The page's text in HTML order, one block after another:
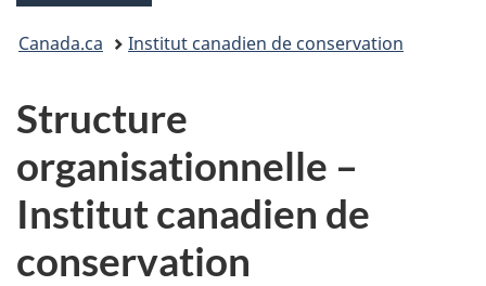
Vous
ici :
Canada.ca Institut canadien de conservation
Structure
organisationnelle –
Institut canadien de
conservation